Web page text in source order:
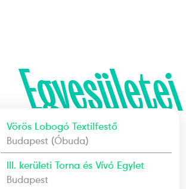
Egyesületei
Vörös Lobogó Textilfestő
Budapest (Óbuda)
III. kerületi Torna és Vívó Egylet
Budapest